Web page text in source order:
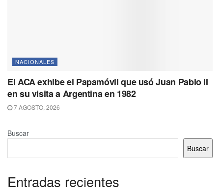
NACIONALES
El ACA exhibe el Papamóvil que usó Juan Pablo II
en su visita a Argentina en 1982
7 AGOSTO, 2026
Buscar
Buscar
Entradas recientes